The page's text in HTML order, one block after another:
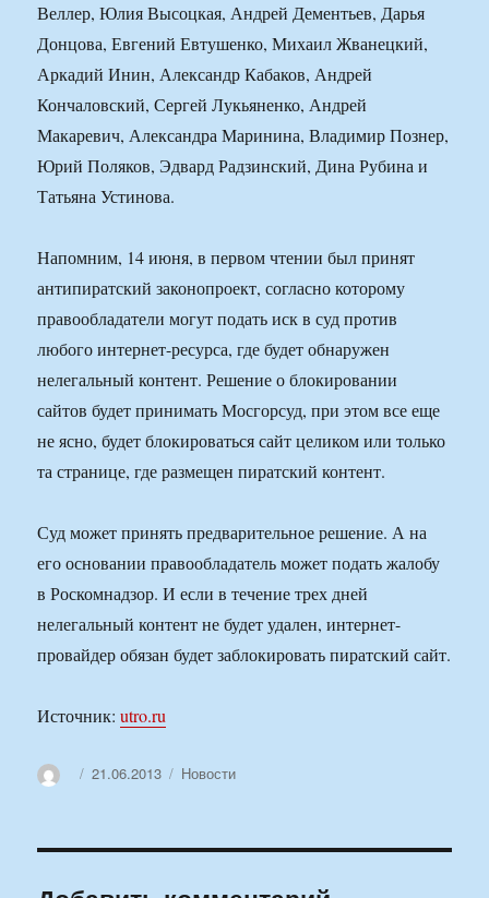
Веллер, Юлия Высоцкая, Андрей Дементьев, Дарья
Донцова, Евгений Евтушенко, Михаил Жванецкий,
Аркадий Инин, Александр Кабаков, Андрей
Кончаловский, Сергей Лукьяненко, Андрей
Макаревич, Александра Маринина, Владимир Познер,
Юрий Поляков, Эдвард Радзинский, Дина Рубина и
Татьяна Устинова.
Напомним, 14 июня, в первом чтении был принят
антипиратский законопроект, согласно которому
правообладатели могут подать иск в суд против
любого интернет-ресурса, где будет обнаружен
нелегальный контент. Решение о блокировании
сайтов будет принимать Мосгорсуд, при этом все еще
не ясно, будет блокироваться сайт целиком или только
та странице, где размещен пиратский контент.
Суд может принять предварительное решение. А на
его основании правообладатель может подать жалобу
в Роскомнадзор. И если в течение трех дней
нелегальный контент не будет удален, интернет-
провайдер обязан будет заблокировать пиратский сайт.
Источник:utro.ru
АвторОпубликовано
21.06.2013 Рубрики
Новости